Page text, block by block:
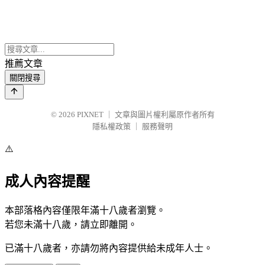
推薦文章
關閉搜尋
© 2026 PIXNET
文章與圖片權利屬原作者所有
隱私權政策
服務聲明
⚠️
成人內容提醒
本部落格內容僅限年滿十八歲者瀏覽。
若您未滿十八歲，請立即離開。
已滿十八歲者，亦請勿將內容提供給未成年人士。